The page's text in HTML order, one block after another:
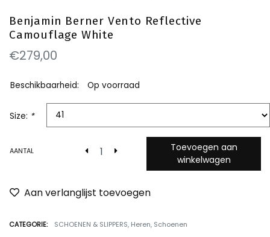
Benjamin Berner Vento Reflective
Camouflage White
€279,00
Beschikbaarheid: Op voorraad
Size: *
AANTAL
Toevoegen aan
winkelwagen
Aan verlanglijst toevoegen
CATEGORIE: SCHOENEN & SLIPPERS, Heren, Schoenen